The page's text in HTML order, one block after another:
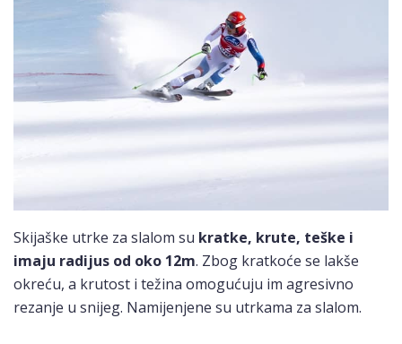
Skijaške utrke za slalom su kratke, krute, teške i
imaju radijus od oko 12m. Zbog kratkoće se lakše
okreću, a krutost i težina omogućuju im agresivno
rezanje u snijeg. Namijenjene su utrkama za slalom.